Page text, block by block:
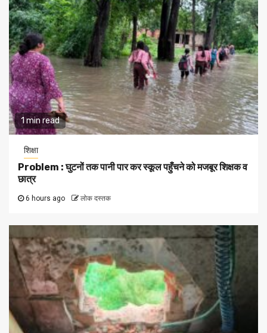
1 min read
शिक्षा
Problem : घुटनों तक पानी पार कर स्कूल पहुँचने को मजबूर शिक्षक व
छात्र
6 hours ago लोक दस्तक